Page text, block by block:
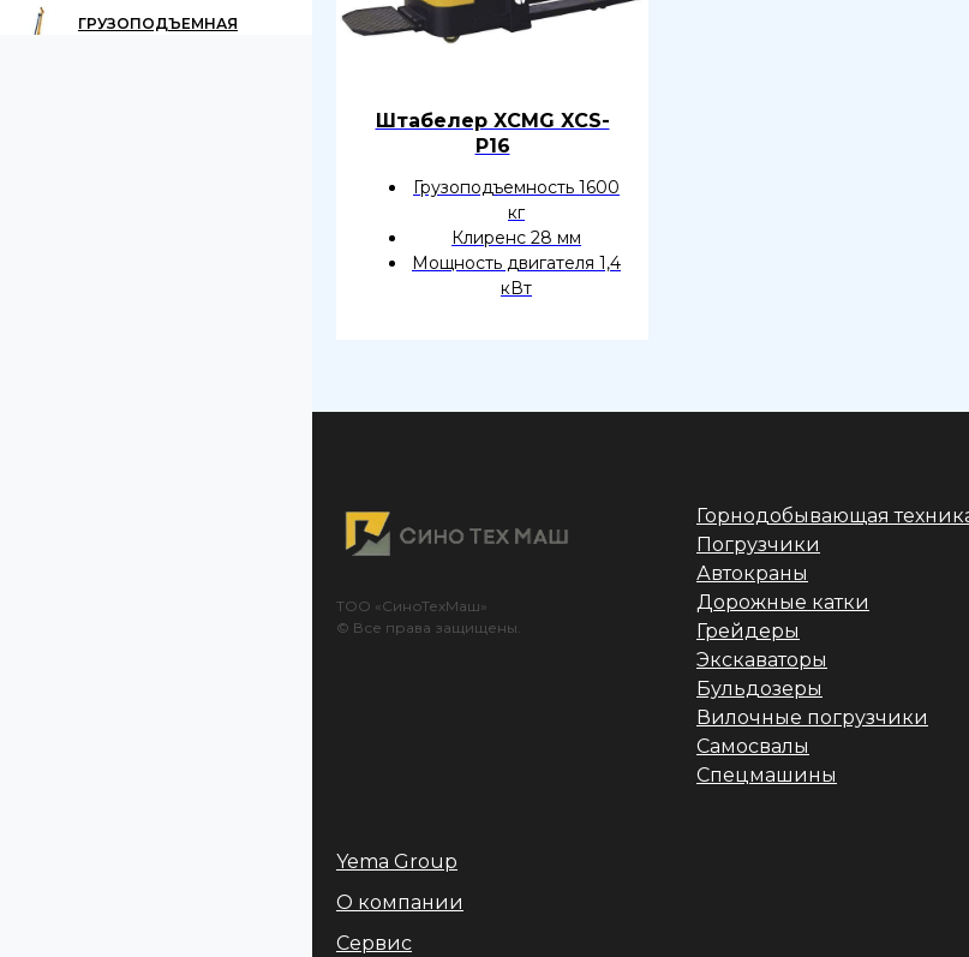
ГРУЗОПОДЪЕМНАЯ
Штабелер XCMG XCS-
P16
Грузоподъемность 1600
кг
Клиренс 28 мм
Мощность двигателя 1,4
кВт
ТОО «СиноТехМаш»
© Все права защищены.
Горнодобывающая
Погрузчики
Автокраны
Дорожные катки
Грейдеры
Экскаваторы
Бульдозеры
Вилочные погрузчики
Самосвалы
Спецмашины
Yema Group
О компании
Сервис